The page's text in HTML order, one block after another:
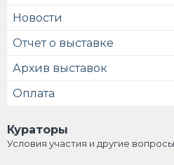
Новости
Отчет о выставке
Архив выставок
Оплата
Кураторы
Условия участия и другие